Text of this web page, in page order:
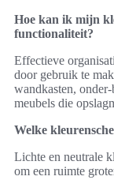
Hoe kan ik mijn
functionaliteit?
Effectieve
door gebruik te
wandkasten,
meubels die
Welke
Lichte en neutrale
om een ruimte